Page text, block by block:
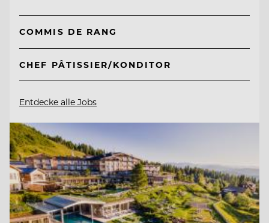
COMMIS DE RANG
CHEF PÂTISSIER/KONDITOR
Entdecke alle Jobs